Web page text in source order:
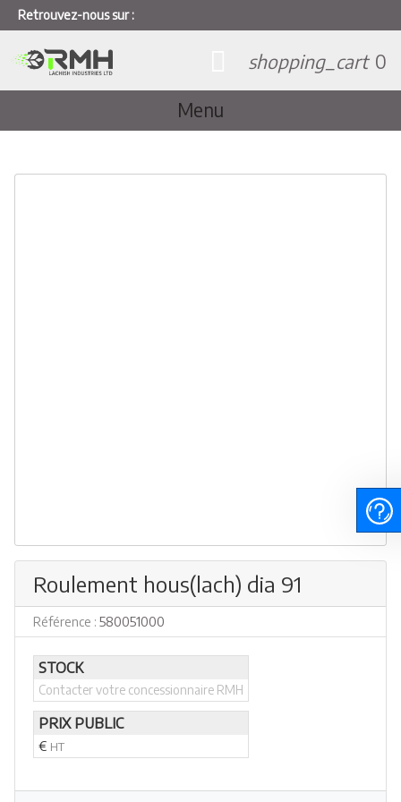
Retrouvez-nous sur :
Menu
shopping_cart 0
Roulement hous(lach) dia 91
Référence : 580051000
STOCK
Contacter votre concessionnaire RMH
PRIX PUBLIC
€ HT